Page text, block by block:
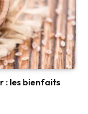
: les bienfaits